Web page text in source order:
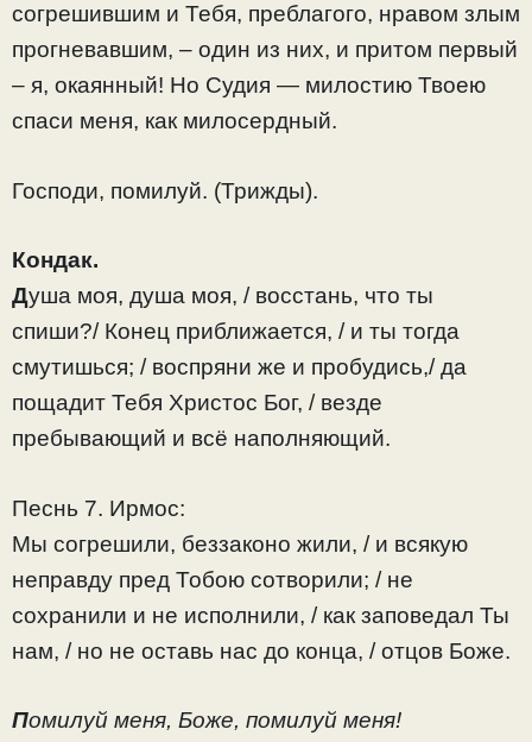
согрешившим и Тебя, преблагого, нравом злым
прогневавшим, – один из них, и притом первый
– я, окаянный! Но Судия — милостию Твоею
спаси меня, как милосердный.
Господи, помилуй. (Трижды).
Кондак.
Душа моя, душа моя, / восстань, что ты
спиши?/ Конец приближается, / и ты тогда
смутишься; / воспряни же и пробудись,/ да
поща­дит Тебя Христос Бог, / везде
пребывающий и всё наполняющий.
Песнь 7. Ирмос:
Мы согрешили, беззаконо жили, / и всякую
неправду пред Тобою сотворили; / не
сохранили и не исполнили, / как заповедал Ты
нам, / но не оставь нас до конца, / отцов Боже.
Помилуй меня, Боже, помилуй меня!